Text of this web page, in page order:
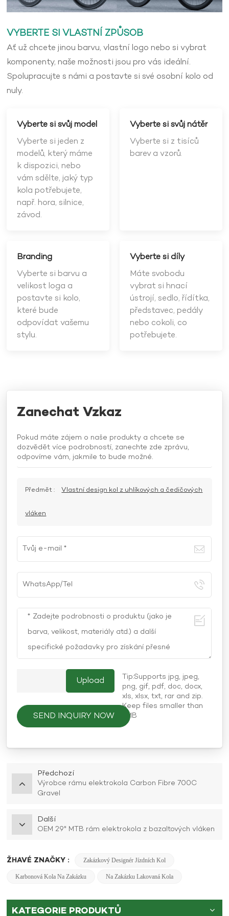
VYBERTE SI VLASTNÍ ZPŮSOB
Ať už chcete jinou barvu, vlastní logo nebo si vybrat
komponenty, naše možnosti jsou pro vás ideální.
Spolupracujte s námi a postavte si své osobní kolo od
nuly.
Vyberte si svůj model
Vyberte si jeden z
modelů, který máme
k dispozici, nebo
vám sdělte, jaký typ
kola potřebujete,
např. hora, silnice,
závod.
Vyberte si svůj nátěr
Vyberte si z tisíců
barev a vzorů.
Branding
Vyberte si barvu a
velikost loga a
postavte si kolo,
které bude
odpovídat vašemu
stylu.
Vyberte si díly
Máte svobodu
vybrat si hnací
ústrojí, sedlo, řídítka,
představec, pedály
nebo cokoli, co
potřebujete.
Zanechat Vzkaz
Pokud máte zájem o naše produkty a chcete se
dozvědět více podrobností, zanechte zde zprávu,
odpovíme vám, jakmile to bude možné.
Předmět : Vlastní design kol z uhlíkových a čedičových
vláken
Tip:Supports jpg, jpeg,
png, gif, pdf, doc, docx,
xls, xlsx, txt, rar and zip.
Keep files smaller than
5MB
SEND INQUIRY NOW
Předchozí
Výrobce rámu elektrokola Carbon Fibre 700C
Gravel
Další
OEM 29" MTB rám elektrokola z bazaltových vláken
ŽHAVÉ ZNAČKY : Zakázkový Designér Jízdních Kol
Karbonová Kola Na Zakázku Na Zakázku Lakovaná Kola
KATEGORIE PRODUKTŮ